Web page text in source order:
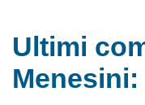
Ultimi
Menesini: